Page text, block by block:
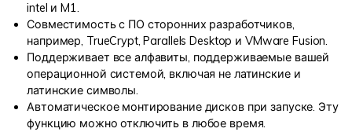
intel и M1.
Совместимость с ПО сторонних разработчиков,
например, TrueCrypt, Parallels Desktop и VMware Fusion.
Поддерживает все алфавиты, поддерживаемые вашей
операционной системой, включая не латинские и
латинские символы.
Автоматическое монтирование дисков при запуске. Эту
функцию можно отключить в любое время.